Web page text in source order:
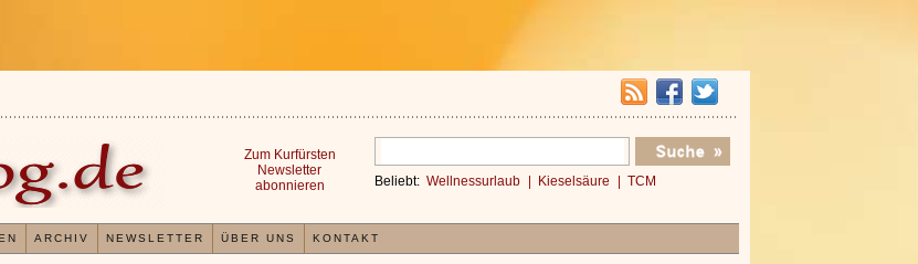
Beliebt: Wellnessurlaub Kieselsäure TCM
Zum Kurfürsten
Newsletter
abonnieren
ARCHIV NEWSLETTER ÜBER UNS KONTAKT